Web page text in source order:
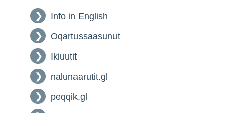
Info in English
Oqartussaasunut
Ikiuutit
nalunaarutit.gl
peqqik.gl